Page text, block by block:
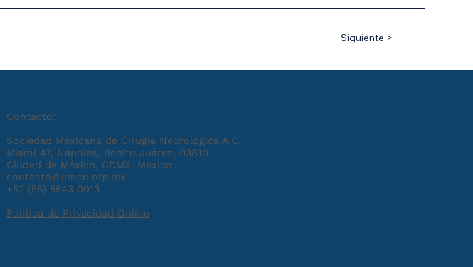
Siguiente >
Contacto:
Sociedad Mexicana de Cirugía Neurológica A.C.
Miami 47, Nápoles, Benito Juárez, 03810
Ciudad de México, CDMX, Mexico
contacto@smcn.org.mx
+52 (55) 5543 0013
Política de Privacidad Online